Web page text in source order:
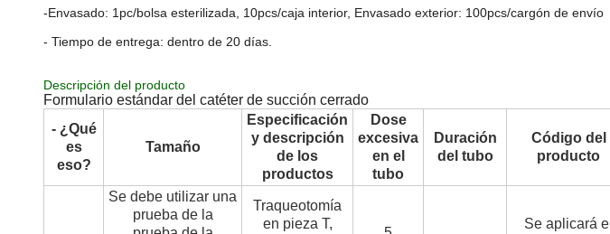
-Envasado: 1pc/bolsa esterilizada, 10pcs/caja interior, Envasado exterior: 100pcs/cargón de envío
- Tiempo de entrega: dentro de 20 días.
Descripción del producto
Formulario estándar del catéter de succión cerrado
- ¿Qué
es
eso?
Tamaño
Especificación
y descripción
de los
productos
Dose
excesiva
en el
tubo
Duración
del tubo
Código del
producto
Se debe utilizar una
prueba de la
Traqueotomía
en pieza T,
Se aplicará el